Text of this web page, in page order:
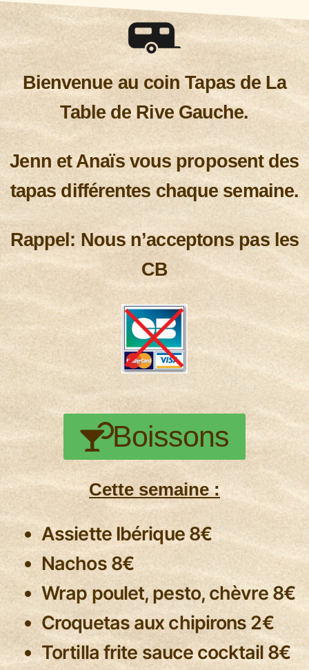
Bienvenue au coin Tapas de La
Table de Rive Gauche.
Jenn et Anaïs vous proposent des
tapas différentes chaque semaine.
Rappel: Nous n’acceptons pas les
CB
Boissons
Cette semaine :
Assiette Ibérique 8€
Nachos 8€
Wrap poulet, pesto, chèvre 8€
Croquetas aux chipirons 2€
Tortilla frite sauce cocktail 8€